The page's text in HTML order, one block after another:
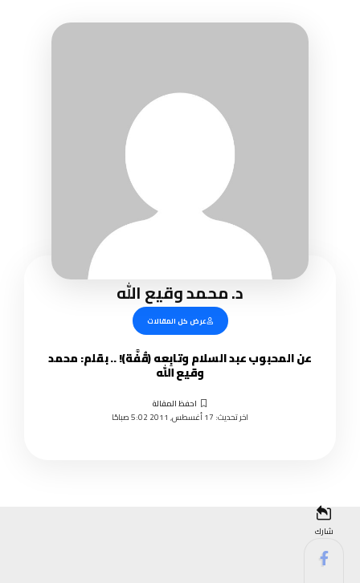
د. محمد وقيع الله
عرض كل المقالات
عن المحبوب عبد السلام وتابِعه (قُفَّة)! .. بقلم: محمد
وقيع الله
اخر تحديث: 17 أغسطس, 2011 5:02 صباحًا
شارك